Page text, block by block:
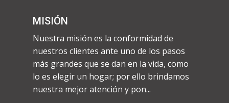
MISIÓN
Nuestra misión es la conformidad de
nuestros clientes ante uno de los pasos
más grandes que se dan en la vida, como
lo es elegir un hogar; por ello brindamos
nuestra mejor atención y pon...